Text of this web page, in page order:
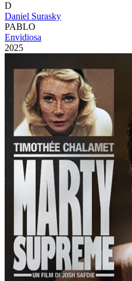
D
Daniel Surasky
PABLO
Envidiosa
2025